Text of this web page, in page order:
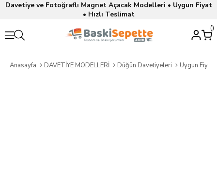
Davetiye ve Fotoğraflı Magnet Açacak Modelleri • Uygun Fiyat
• Hızlı Teslimat
Anasayfa DAVETİYE MODELLERİ Düğün Davetiyeleri Uygun